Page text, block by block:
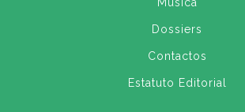
Dossiers
Contactos
Estatuto Editorial